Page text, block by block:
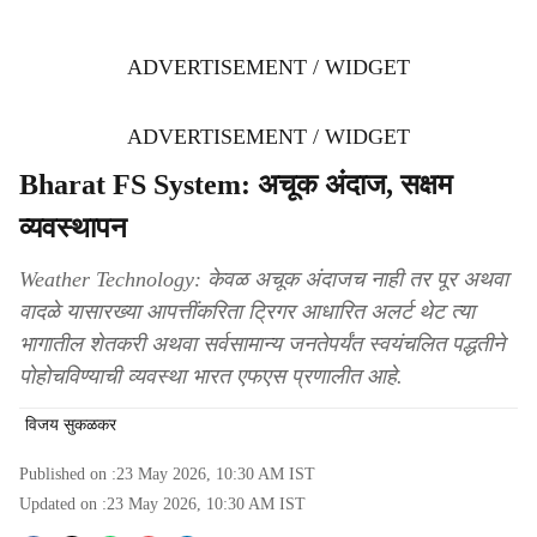
ADVERTISEMENT / WIDGET
ADVERTISEMENT / WIDGET
Bharat FS System: अचूक अंदाज, सक्षम
व्यवस्थापन
Weather Technology: केवळ अचूक अंदाजच नाही तर पूर अथवा
वादळे यासारख्या आपत्तींकरिता ट्रिगर आधारित अलर्ट थेट त्या
भागातील शेतकरी अथवा सर्वसामान्य जनतेपर्यंत स्वयंचलित पद्धतीने
पोहोचविण्याची व्यवस्था भारत एफएस प्रणालीत आहे.
विजय सुकळकर
Published on :23 May 2026, 10:30 AM IST
Updated on :23 May 2026, 10:30 AM IST